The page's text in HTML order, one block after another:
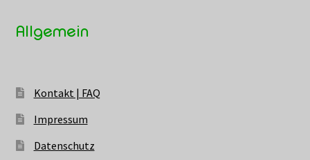
Allgemein
Kontakt | FAQ
Impressum
Datenschutz